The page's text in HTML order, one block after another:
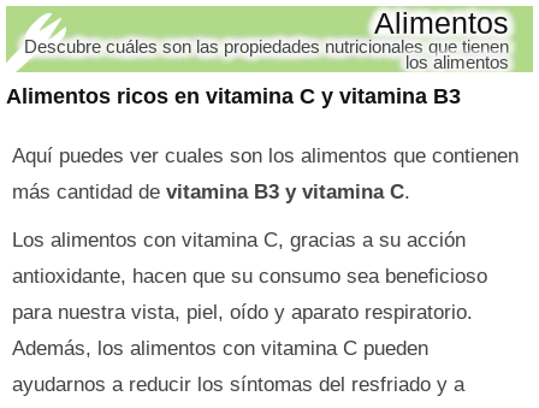
Alimentos ricos en vitamina C y vitamina B3
Alimentos
Descubre cuáles son las propiedades nutricionales que tienen
los alimentos
Aquí puedes ver cuales son los alimentos que contienen
más cantidad de vitamina B3 y vitamina C.
Los alimentos con vitamina C, gracias a su acción
antioxidante, hacen que su consumo sea beneficioso
para nuestra vista, piel, oído y aparato respiratorio.
Además, los alimentos con vitamina C pueden
ayudarnos a reducir los síntomas del resfriado y a